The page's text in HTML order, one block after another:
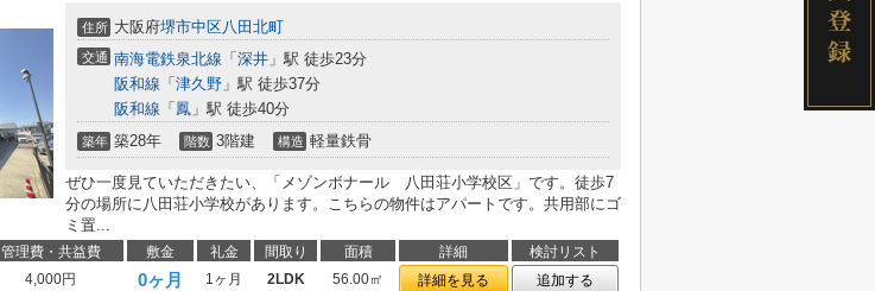
住所 大阪府堺市中区八田北町
交通 南海電鉄泉北線 「 深井 」駅 徒歩23分
阪和線 「 津久野 」駅 徒歩37分
阪和線 「 鳳 」駅 徒歩40分
築年 築28年 階数 3階建 構造 軽量鉄骨
ぜひ一度見ていただきたい、「メゾンボナール 八田荘小学校区」です。徒歩7
分の場所に八田荘小学校があります。こちらの物件はアパートです。共用部にゴ
ミ置...
管理費・共益費 敷金 礼金 間取り 面積 詳細
検討リスト
4,000円 0ヶ月 1ヶ月 2LDK 56.00㎡ 詳細を見る
追加する